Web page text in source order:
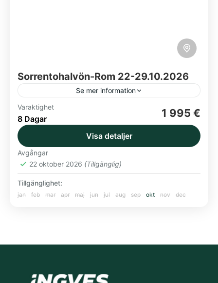
Sorrentohalvön-Rom 22-29.10.2026
Se mer information
Amalfikusten
Vico Equense
Garanterad avgång - boka senast torsdag 17.9!
Europa
Varaktighet
8 Dagar 1 995 €
Visa detaljer
Avgångar
22 oktober 2026 (Tillgänglig)
Tillgänglighet:
jan feb mar apr maj jun jul aug sep okt nov dec